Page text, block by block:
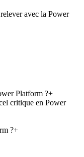
avec la Power
Platform ?+
critique en Power
?+